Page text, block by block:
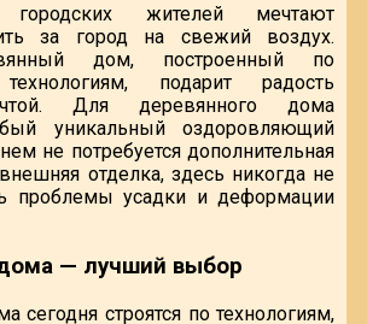
жителей мечтают
за город на свежий воздух.
дом, построенный по
подарит радость
Для деревянного дома
уникальный оздоровляющий
не потребуется дополнительная
отделка, здесь никогда не
проблемы усадки и деформации
— лучший выбор
сегодня строятся по технологиям,